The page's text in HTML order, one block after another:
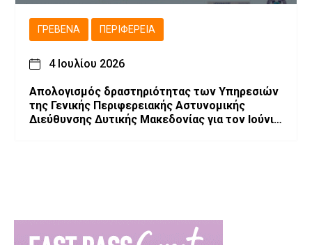
ΓΡΕΒΕΝΆ ΠΕΡΙΦΈΡΕΙΑ
4 Ιουλίου 2026
Απολογισμός δραστηριότητας των Υπηρεσιών
της Γενικής Περιφερειακής Αστυνομικής
Διεύθυνσης Δυτικής Μακεδονίας για τον Ιούνιο